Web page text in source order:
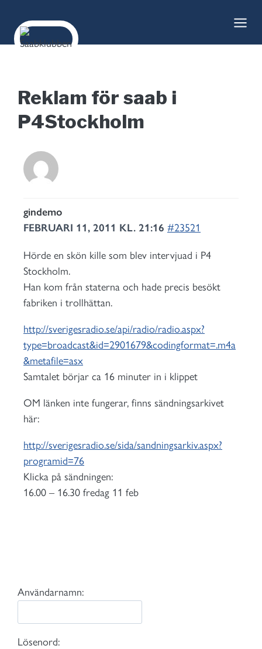
content
Reklam för saab i
P4Stockholm
gindemo
FEBRUARI 11, 2011 KL. 21:16 #23521
Hörde en skön kille som blev intervjuad i P4
Stockholm.
Han kom från staterna och hade precis besökt
fabriken i trollhättan.
http://sverigesradio.se/api/radio/radio.aspx?
type=broadcast&id=2901679&codingformat=.m4a
&metafile=asx
Samtalet börjar ca 16 minuter in i klippet
OM länken inte fungerar, finns sändningsarkivet
här:
http://sverigesradio.se/sida/sandningsarkiv.aspx?
programid=76
Klicka på sändningen:
16.00 – 16.30 fredag 11 feb
Användarnamn:
Lösenord: